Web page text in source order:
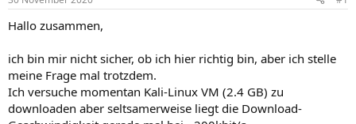
Hallo zusammen,
ich bin mir nicht sicher, ob ich hier richtig bin, aber ich stelle
meine Frage mal trotzdem.
Ich versuche momentan Kali-Linux VM (2.4 GB) zu
downloaden aber seltsamerweise liegt die Download-